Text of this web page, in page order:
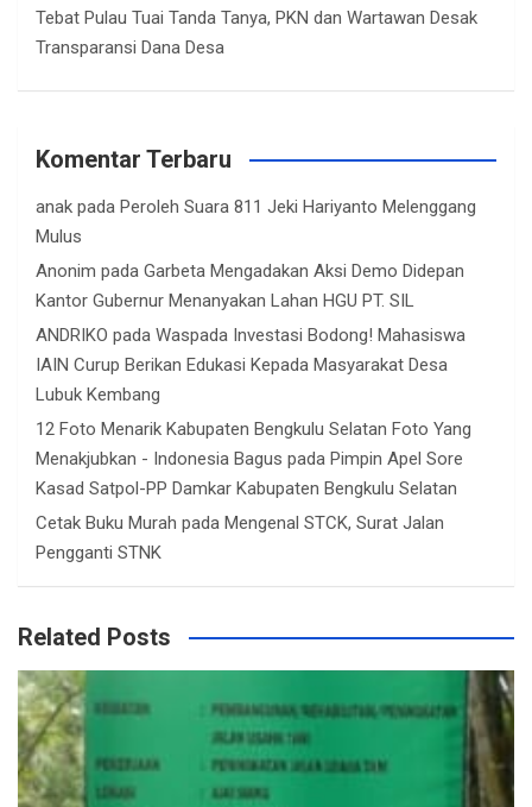
Tebat Pulau Tuai Tanda Tanya, PKN dan Wartawan Desak
Transparansi Dana Desa
Komentar Terbaru
anak pada Peroleh Suara 811 Jeki Hariyanto Melenggang
Mulus
Anonim pada Garbeta Mengadakan Aksi Demo Didepan
Kantor Gubernur Menanyakan Lahan HGU PT. SIL
ANDRIKO pada Waspada Investasi Bodong! Mahasiswa
IAIN Curup Berikan Edukasi Kepada Masyarakat Desa
Lubuk Kembang
12 Foto Menarik Kabupaten Bengkulu Selatan Foto Yang
Menakjubkan - Indonesia Bagus pada Pimpin Apel Sore
Kasad Satpol-PP Damkar Kabupaten Bengkulu Selatan
Cetak Buku Murah pada Mengenal STCK, Surat Jalan
Pengganti STNK
Related Posts